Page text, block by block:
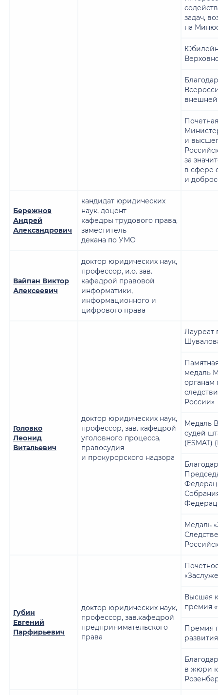
задач,
на
внешней
и
за
в сфере
и
Бережнов
Андрей
Александрович
кандидат юридических
наук, доцент
кафедры трудового права,
заместитель
декана по УМО
Вайпан Виктор
Алексеевич
доктор юридических наук,
профессор, и.о. зав.
кафедрой правовой
информатики,
информационного и
цифрового права
Головко
Леонид
Витальевич
доктор юридических наук,
профессор, зав. кафедрой
уголовного процесса,
правосудия
и прокурорского надзора
медаль
органам
России»
Медаль
судей
(ESMAT)
Медаль
Губин
Евгений
Парфирьевич
доктор юридических наук,
профессор, зав.кафедрой
предпринимательского
права
Высшая
премия
Премия
в жюри